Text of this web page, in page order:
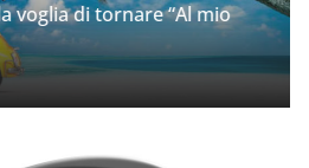
voglia di tornare “Al mio